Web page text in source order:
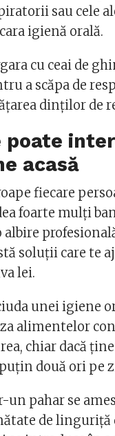
sau cele
igienă orală.
cu ceai de
a scăpa de
dinților de
poate
acasă
fiecare
foarte mulți
albire
soluții care te
lei.
unei igiene
alimentelor
chiar dacă
două ori pe
un pahar se
de linguriță